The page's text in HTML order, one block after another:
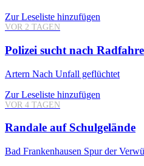
Zur Leseliste hinzufügen
VOR 2 TAGEN
Polizei sucht nach
Artern Nach Unfall geflüchtet
Zur Leseliste hinzufügen
VOR 4 TAGEN
Randale auf Schulgelände
Bad Frankenhausen Spur der